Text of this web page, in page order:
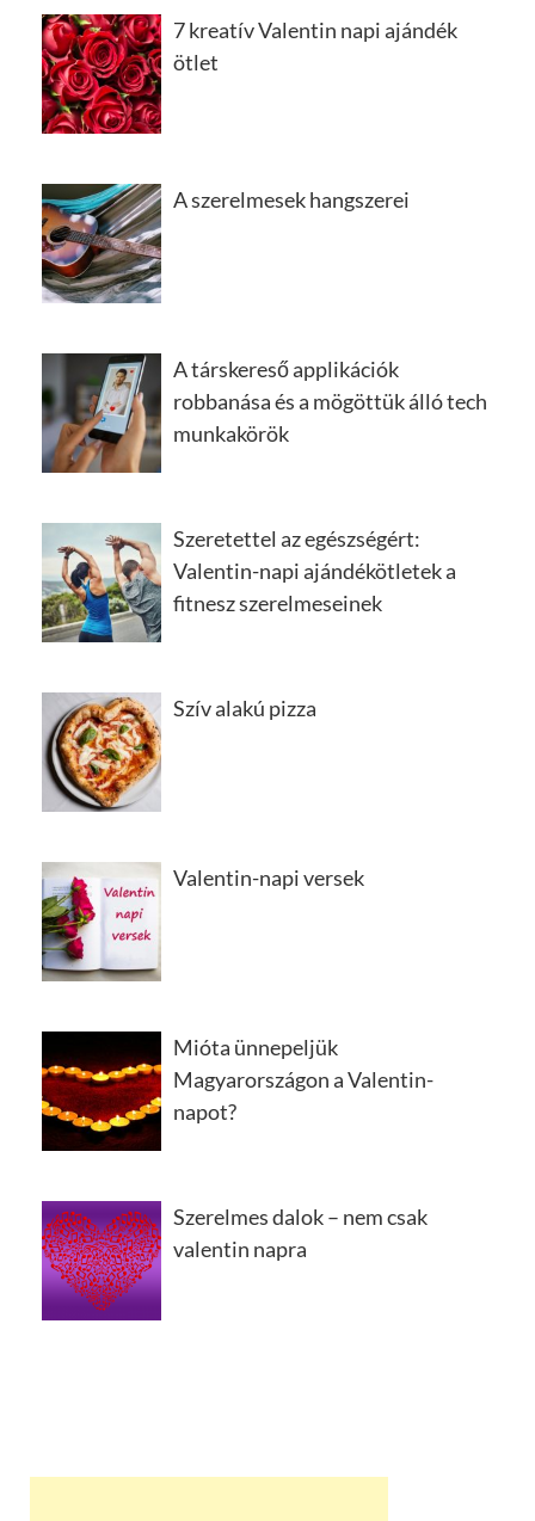
7 kreatív Valentin napi ajándék
ötlet
A szerelmesek hangszerei
A társkereső applikációk
robbanása és a mögöttük álló tech
munkakörök
Szeretettel az egészségért:
Valentin-napi ajándékötletek a
fitnesz szerelmeseinek
Szív alakú pizza
Valentin-napi versek
Mióta ünnepeljük
Magyarországon a Valentin-
napot?
Szerelmes dalok – nem csak
valentin napra